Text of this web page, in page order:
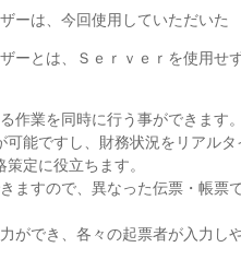
ーは、今回使用していただい
ーとは、Ｓｅｒｖｅｒを使用せ
作業を同時に行う事ができます
能ですし、財務状況をリアル
定に役立ちます。
ますので、異なった伝票・帳票
ができ、各々の起票者が入力し